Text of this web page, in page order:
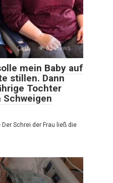
0 68 views
mein Baby auf
stillen. Dann
Tochter
Schweigen
Der Schrei der Frau ließ die